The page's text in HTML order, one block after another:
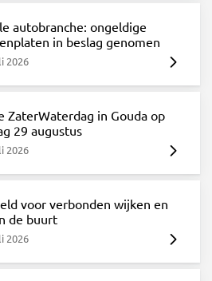
autobranche: ongeldige
in beslag genomen
2026
ZaterWaterdag in Gouda op
29 augustus
2026
voor verbonden wijken en
de buurt
2026